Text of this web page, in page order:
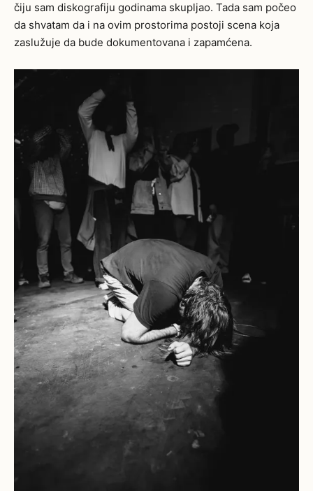
čiju sam diskografiju godinama skupljao. Tada sam počeo
da shvatam da i na ovim prostorima postoji scena koja
zaslužuje da bude dokumentovana i zapamćena.